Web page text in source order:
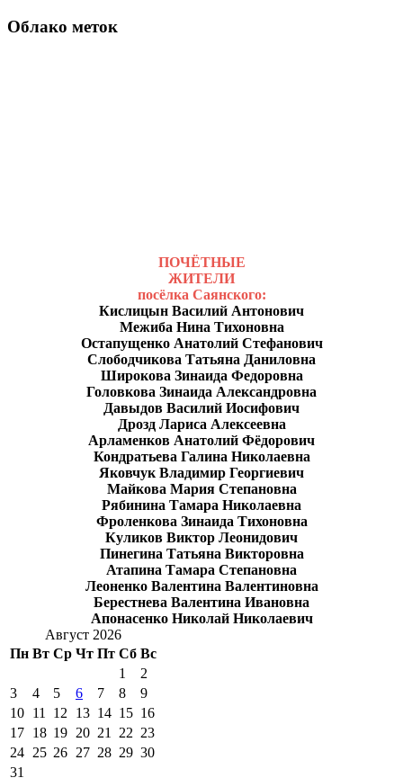
Облако меток
ПОЧЁТНЫЕ
ЖИТЕЛИ
посёлка Саянского:
Кислицын Василий Антонович
Межиба Нина Тихоновна
Остапущенко Анатолий Стефанович
Слободчикова Татьяна Даниловна
Широкова Зинаида Федоровна
Головкова Зинаида Александровна
Давыдов Василий Иосифович
Дрозд Лариса Алексеевна
Арламенков Анатолий Фёдорович
Кондратьева Галина Николаевна
Яковчук Владимир Георгиевич
Майкова Мария Степановна
Рябинина Тамара Николаевна
Фроленкова Зинаида Тихоновна
Куликов Виктор Леонидович
Пинегина Татьяна Викторовна
Атапина Тамара Степановна
Леоненко Валентина Валентиновна
Берестнева Валентина Ивановна
Апонасенко Николай Николаевич
Август 2026
Пн Вт Ср Чт Пт Сб Вс
1
2
3
4 5 6 7 8
9
10 11 12 13 14 15 16
17 18 19 20 21 22 23
24 25 26 27 28 29 30
31